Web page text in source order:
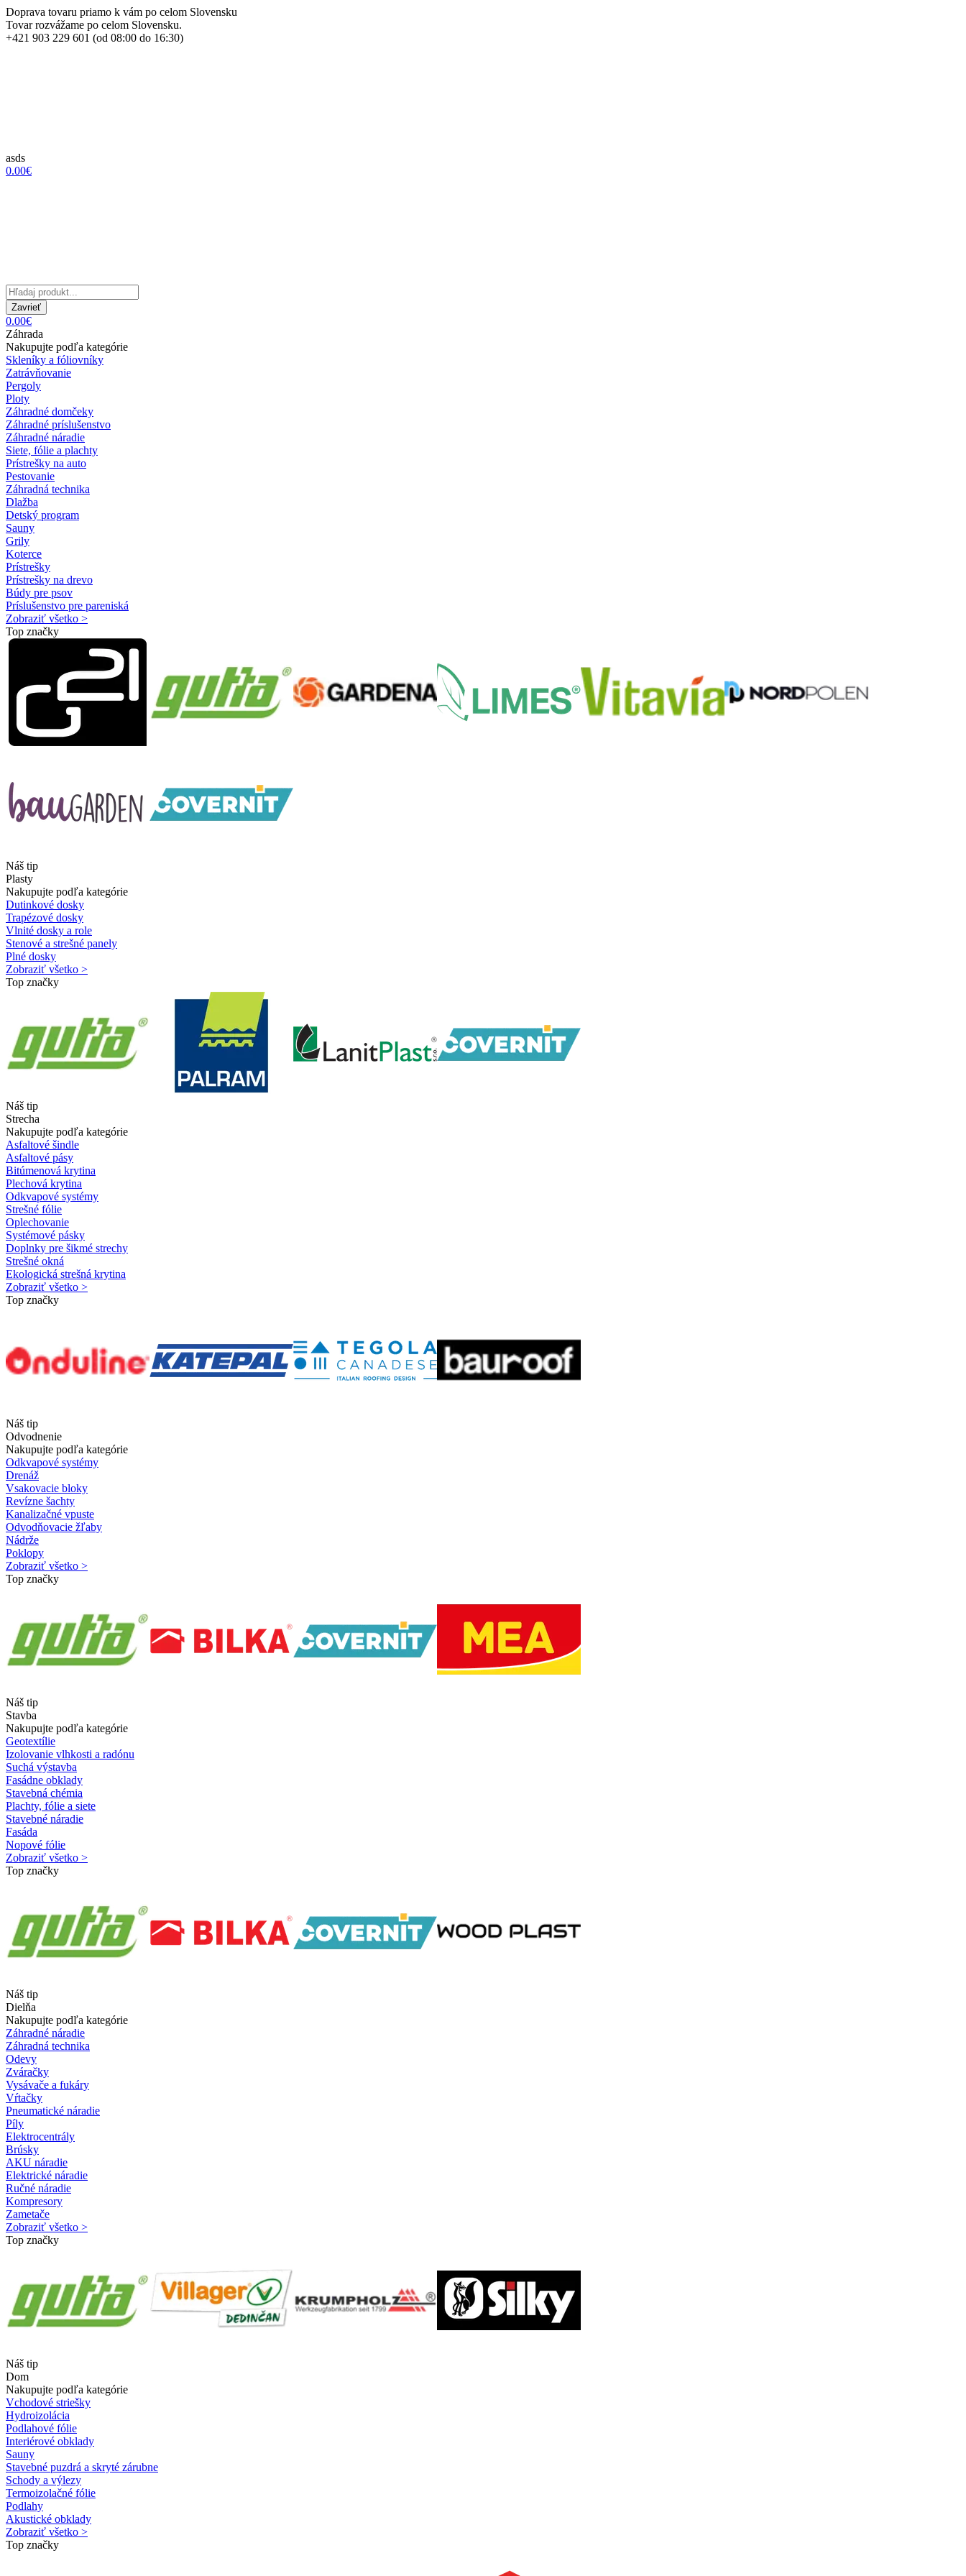
Doprava tovaru priamo k vám po celom Slovensku
Tovar rozvážame po celom Slovensku.
+421 903 229 601 (od 08:00 do 16:30)
asds
0.00€
Zavrieť
0.00€
Záhrada
Nakupujte podľa kategórie
Skleníky a fóliovníky
Zatrávňovanie
Pergoly
Ploty
Záhradné domčeky
Záhradné príslušenstvo
Záhradné náradie
Siete, fólie a plachty
Prístrešky na auto
Pestovanie
Záhradná technika
Dlažba
Detský program
Sauny
Grily
Koterce
Prístrešky
Prístrešky na drevo
Búdy pre psov
Príslušenstvo pre pareniská
Zobraziť všetko >
Top značky
Náš tip
Plasty
Nakupujte podľa kategórie
Dutinkové dosky
Trapézové dosky
Vlnité dosky a role
Stenové a strešné panely
Plné dosky
Zobraziť všetko >
Top značky
Náš tip
Strecha
Nakupujte podľa kategórie
Asfaltové šindle
Asfaltové pásy
Bitúmenová krytina
Plechová krytina
Odkvapové systémy
Strešné fólie
Oplechovanie
Systémové pásky
Doplnky pre šikmé strechy
Strešné okná
Ekologická strešná krytina
Zobraziť všetko >
Top značky
Náš tip
Odvodnenie
Nakupujte podľa kategórie
Odkvapové systémy
Drenáž
Vsakovacie bloky
Revízne šachty
Kanalizačné vpuste
Odvodňovacie žľaby
Nádrže
Poklopy
Zobraziť všetko >
Top značky
Náš tip
Stavba
Nakupujte podľa kategórie
Geotextílie
Izolovanie vlhkosti a radónu
Suchá výstavba
Fasádne obklady
Stavebná chémia
Plachty, fólie a siete
Stavebné náradie
Fasáda
Nopové fólie
Zobraziť všetko >
Top značky
Náš tip
Dielňa
Nakupujte podľa kategórie
Záhradné náradie
Záhradná technika
Odevy
Zváračky
Vysávače a fukáry
Vŕtačky
Pneumatické náradie
Píly
Elektrocentrály
Brúsky
AKU náradie
Elektrické náradie
Ručné náradie
Kompresory
Zametače
Zobraziť všetko >
Top značky
Náš tip
Dom
Nakupujte podľa kategórie
Vchodové striešky
Hydroizolácia
Podlahové fólie
Interiérové obklady
Sauny
Stavebné puzdrá a skryté zárubne
Schody a výlezy
Termoizolačné fólie
Podlahy
Akustické obklady
Zobraziť všetko >
Top značky